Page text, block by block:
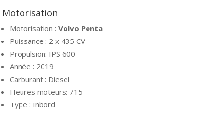
Motorisation
Motorisation : Volvo Penta
Puissance : 2 x 435 CV
Propulsion: IPS 600
Année : 2019
Carburant : Diesel
Heures moteurs: 715
Type : Inbord